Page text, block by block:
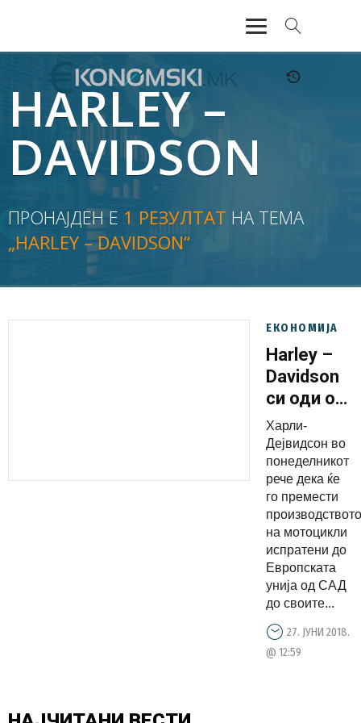
АКТУЕЛНО
ЕКОНОМИЈА
ФИНАНСИИ
БАНКАРСТВО
ЖИВОТ
МОЗАИК
HARLEY –
DAVIDSON
ПРОНАЈДЕН Е 1 РЕЗУЛТАТ НА ТЕМА
„HARLEY – DAVIDSON“
ЕКОНОМИЈА
Harley –
Davidson
си оди од
САД
Харли-
Дејвидсон во
понеделникот
рече дека ќе
го премести
производството
на мотоцикли
испратени до
Европската
унија од САД
до своите...
27. ЈУНИ 2018.
@ 12:59